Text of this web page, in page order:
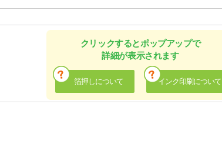
クリックするとポップアップで
詳細が表示されます
箔押しについて インク印刷について